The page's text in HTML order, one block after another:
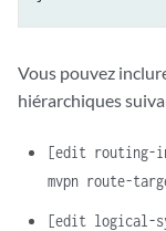
Vous pouvez
hiérarchiques
[edit routing-
mvpn route-
[edit logical-